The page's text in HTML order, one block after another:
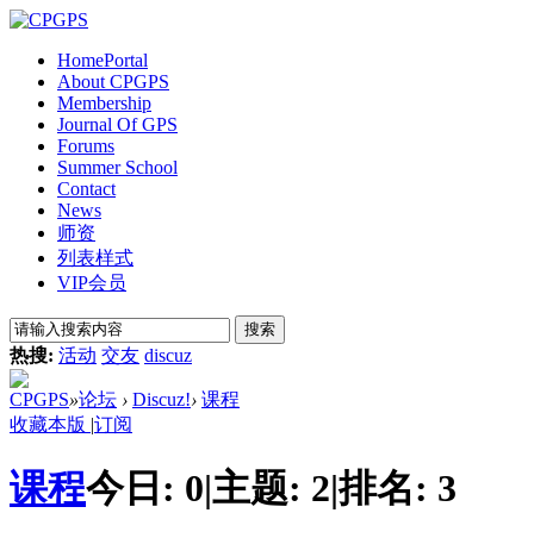
HomePortal
About CPGPS
Membership
Journal Of GPS
Forums
Summer School
Contact
News
师资
列表样式
VIP会员
搜索
热搜: 活动 交友 discuz
CPGPS»论坛 › Discuz!› 课程
收藏本版 |订阅
课程今日: 0|主题: 2|排名: 3